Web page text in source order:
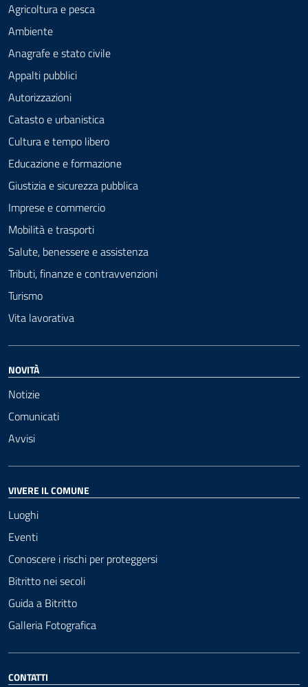
Agricoltura e pesca
Ambiente
Anagrafe e stato civile
Appalti pubblici
Autorizzazioni
Catasto e urbanistica
Cultura e tempo libero
Educazione e formazione
Giustizia e sicurezza pubblica
Imprese e commercio
Mobilità e trasporti
Salute, benessere e assistenza
Tributi, finanze e contravvenzioni
Turismo
Vita lavorativa
NOVITÀ
Notizie
Comunicati
Avvisi
VIVERE IL COMUNE
Luoghi
Eventi
Conoscere i rischi per proteggersi
Bitritto nei secoli
Guida a Bitritto
Galleria Fotografica
CONTATTI